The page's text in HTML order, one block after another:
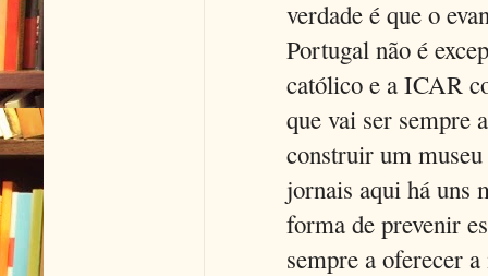
verdade é que o
Portugal não é
católico e a ICAR
que vai ser sempre
construir um
jornais aqui há uns
forma de prevenir
sempre a oferecer